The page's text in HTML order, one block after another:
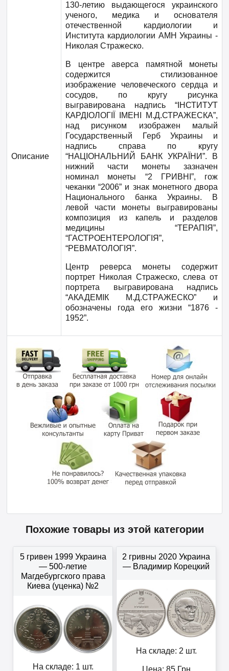
Описание
130-летию выдающегося украинского
ученого, медика и основателя
отечественной кардиологии и
Института кардиологии АМН Украины -
Николая Стражеско.
В центре аверса памятной монеты
содержится стилизованное
изображение человеческого сердца и
сосудов, по кругу рисунка
выгравирована надпись “ІНСТИТУТ
КАРДІОЛОГІЇ ІМЕНІ М.Д.СТРАЖЕСКА”,
над рисунком изображен малый
Государственный Герб Украины и
надпись справа по кругу
“НАЦІОНАЛЬНИЙ БАНК УКРАЇНИ”. В
нижний части монеты зазначен
номинал монеты “2 ГРИВНІ”, гож
чеканки “2006” и знак монетного двора
Национального банка Украины. В
левой части монеты выгравированы
композиция из капель и разделов
медицины “ТЕРАПІЯ”,
“ГАСТРОЕНТЕРОЛОГІЯ”,
“РЕВМАТОЛОГІЯ”.
Центр реверса монеты содержит
портрет Николая Стражеско, слева от
портрета выгравирована надпись
“АКАДЕМІК М.Д.СТРАЖЕСКО” и
обозначены года его жизни “1876 -
1952”.
Похожие товары из этой категории
5 гривен 1999 Украина
— 500-летие
Магдебургского права
Киева (уценка) №2
На складе: 1 шт.
2 гривны 2020 Украина
— Владимир Корецкий
На складе: 2 шт.
Цена: 85Грн